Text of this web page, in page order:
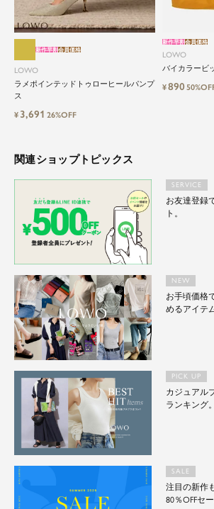
LOWO
ラメポインテッドトゥローヒールパンプ
ス
新作早割会員価格
¥ 3,691 26%OFF
LOWO
バイカラービ
新作早割会員価格
¥890
関連ショップトピックス
SERVICE
お友達登録
ト。
NEW
お手頃価格
めるアイテ
PICK UP
カジュアル
ランキング。
SALE
注目の新作
80％OFFセー